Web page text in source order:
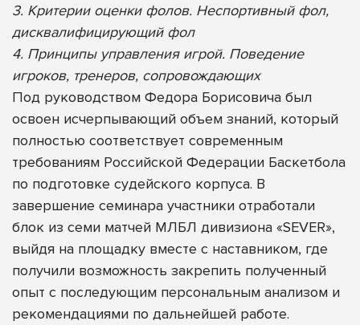
3. Критерии оценки фолов. Неспортивный фол,
дисквалифицирующий фол
4. Принципы управления игрой. Поведение
игроков, тренеров, сопровождающих
Под руководством Федора Борисовича был
освоен исчерпывающий объем знаний, который
полностью соответствует современным
требованиям Российской Федерации Баскетбола
по подготовке судейского корпуса. В
завершение семинара участники отработали
блок из семи матчей МЛБЛ дивизиона «SEVER»,
выйдя на площадку вместе с наставником, где
получили возможность закрепить полученный
опыт с последующим персональным анализом и
рекомендациями по дальнейшей работе.